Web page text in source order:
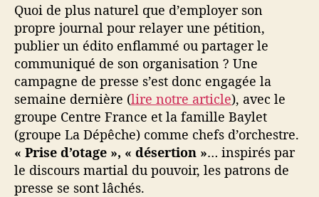
Quoi de plus naturel que d’employer son
propre journal pour relayer une pétition,
publier un édito enflammé ou partager le
communiqué de son organisation ? Une
campagne de presse s’est donc engagée la
semaine dernière (lire notre article), avec le
groupe Centre France et la famille Baylet
(groupe La Dépêche) comme chefs d’orchestre.
« Prise d’otage », « désertion »… inspirés par
le discours martial du pouvoir, les patrons de
presse se sont lâchés.